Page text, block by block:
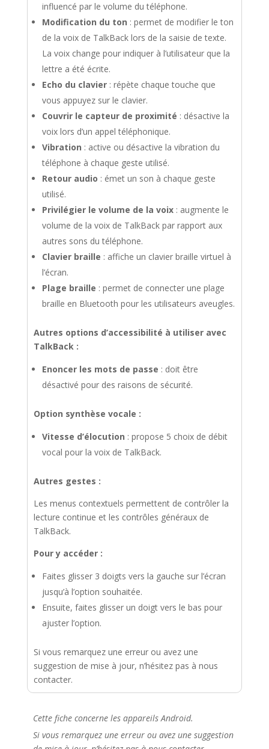
influencé par le volume du téléphone.
Modification du ton : permet de modifier le ton
de la voix de TalkBack lors de la saisie de texte.
La voix change pour indiquer à l’utilisateur que la
lettre a été écrite.
Echo du clavier: répète chaque touche que
vous appuyez sur le clavier.
Couvrir le capteur de proximité : désactive la
voix lors d’un appel téléphonique.
Vibration : active ou désactive la vibration du
téléphone à chaque geste utilisé.
Retour audio : émet un son à chaque geste
utilisé.
Privilégier le volume de la voix: augmente le
volume de la voix de TalkBack par rapport aux
autres sons du téléphone.
Clavier braille : affiche un clavier braille virtuel à
l’écran.
Plage braille : permet de connecter une plage
braille en Bluetooth pour les utilisateurs aveugles.
Autres options d’accessibilité à utiliser avec
TalkBack :
Enoncer les mots de passe : doit être
désactivé pour des raisons de sécurité.
Option synthèse vocale :
Vitesse d’élocution : propose 5 choix de débit
vocal pour la voix de TalkBack.
Autres gestes :
Les menus contextuels permettent de contrôler la
lecture continue et les contrôles généraux de
TalkBack.
Pour y accéder :
Faites glisser 3 doigts vers la gauche sur l’écran
jusqu’à l’option souhaitée.
Ensuite, faites glisser un doigt vers le bas pour
ajuster l’option.
Si vous remarquez une erreur ou avez une
suggestion de mise à jour, n’hésitez pas à nous
contacter.
Cette fiche concerne les appareils Android.
Si vous remarquez une erreur ou avez une suggestion